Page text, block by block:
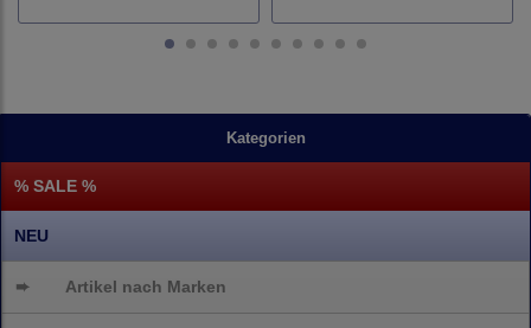
Kategorien
% SALE %
NEU
➨ Artikel nach Marken